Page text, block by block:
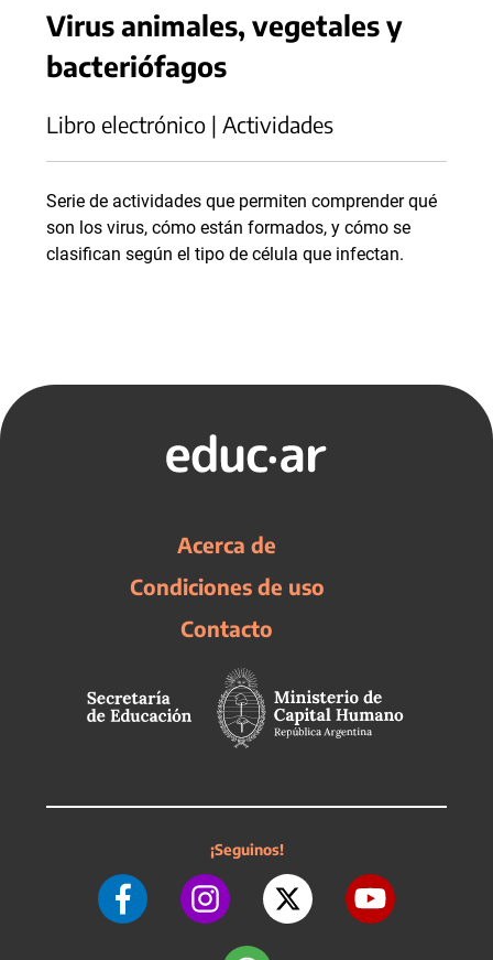
Virus animales, vegetales y
bacteriófagos
Libro electrónico | Actividades
Serie de actividades que permiten comprender qué
son los virus, cómo están formados, y cómo se
clasifican según el tipo de célula que infectan.
Acerca de
Condiciones de uso
Contacto
¡Seguinos!